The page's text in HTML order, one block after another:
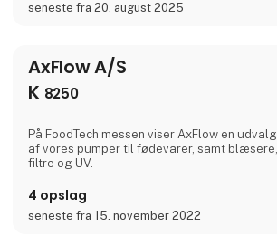
seneste fra 20. august 2025
AxFlow A/S
K 8250
På FoodTech messen viser AxFlow en udvalg
af vores pumper til fødevarer, samt blæsere,
filtre og UV.
4 opslag
seneste fra 15. november 2022